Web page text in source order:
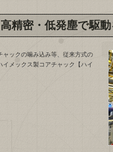
精密・低発塵で駆
ックの噛み込み等、従来方式の
メックス製コアチャック【ハイ